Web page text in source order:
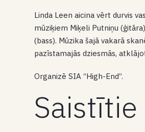
Linda Leen aicina vērt durvis
mūziķiem Miķeli Putniņu
(bass). Mūzika šajā vakarā
pazīstamajās dziesmās,
Organizē SIA “High-End”.
Saistītie